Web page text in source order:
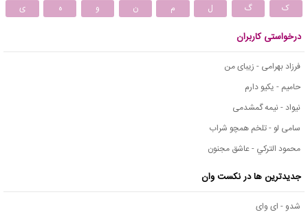
ک
گ ل م ن و ه ی
درخواستی کاربران
فرزاد بهرامی - زیبای من
حامیم - یکیو دارم
نیواد - نیمه گمشدمی
سامی لو - تلخم همچو شراب
محمود التركي - عاشق مجنون
جدیدترین ها در نکست وان
شدو - ای وای